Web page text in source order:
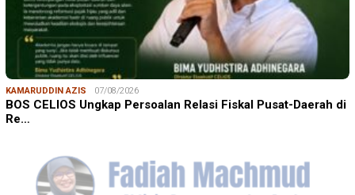
KAMARUDDIN AZIS 07/08/2026
BOS CELIOS Ungkap Persoalan Relasi Fiskal Pusat-Daerah di
Re…